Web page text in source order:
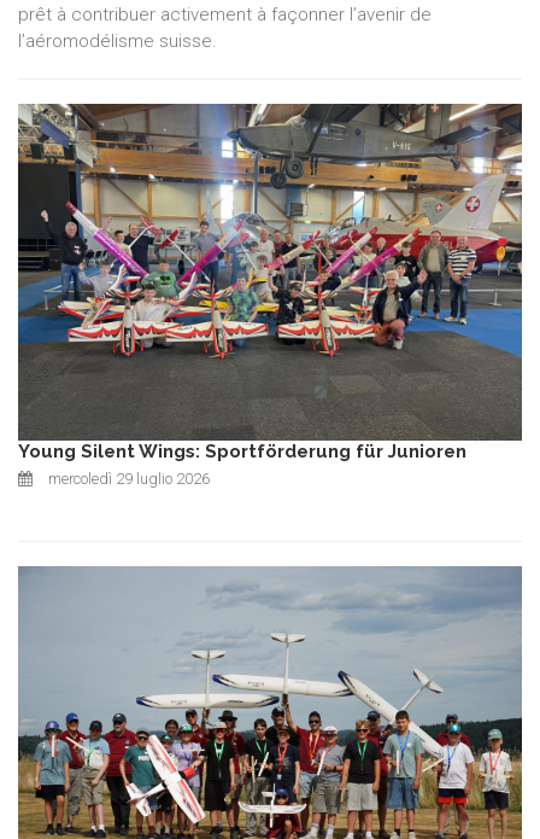
prêt à contribuer activement à façonner l’avenir de
l’aéromodélisme suisse.
Young Silent Wings: Sportförderung für Junioren
mercoledì 29 luglio 2026